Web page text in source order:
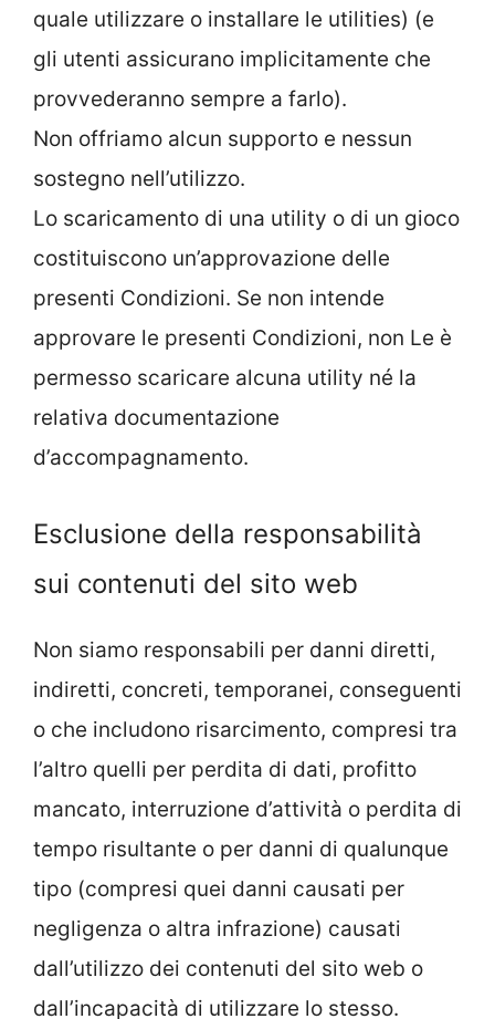
quale utilizzare o installare le utilities) (e
gli utenti assicurano implicitamente che
provvederanno sempre a farlo).
Non offriamo alcun supporto e nessun
sostegno nell’utilizzo.
Lo scaricamento di una utility o di un gioco
costituiscono un’approvazione delle
presenti Condizioni. Se non intende
approvare le presenti Condizioni, non Le è
permesso scaricare alcuna utility né la
relativa documentazione
d’accompagnamento.
Esclusione della responsabilità
sui contenuti del sito web
Non siamo responsabili per danni diretti,
indiretti, concreti, temporanei, conseguenti
o che includono risarcimento, compresi tra
l’altro quelli per perdita di dati, profitto
mancato, interruzione d’attività o perdita di
tempo risultante o per danni di qualunque
tipo (compresi quei danni causati per
negligenza o altra infrazione) causati
dall’utilizzo dei contenuti del sito web o
dall’incapacità di utilizzare lo stesso.